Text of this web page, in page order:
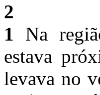
2
1 Na
estava
levava no